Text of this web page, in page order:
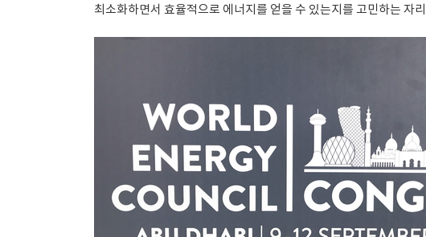
최소화하면서 효율적으로 에너지를 얻을 수 있는지를 고민하는 자